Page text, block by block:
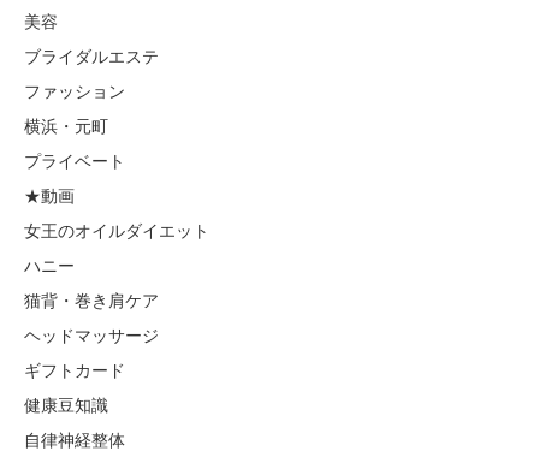
美容
ブライダルエステ
ファッション
横浜・元町
プライベート
★動画
女王のオイルダイエット
ハニー
猫背・巻き肩ケア
ヘッドマッサージ
ギフトカード
健康豆知識
自律神経整体